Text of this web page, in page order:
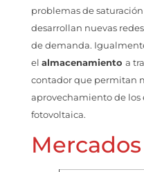
problemas de
desarrollan nuevas
de demanda.
el almacenamiento a
contador que permitan
aprovechamiento de los
fotovoltaica.
Mercados